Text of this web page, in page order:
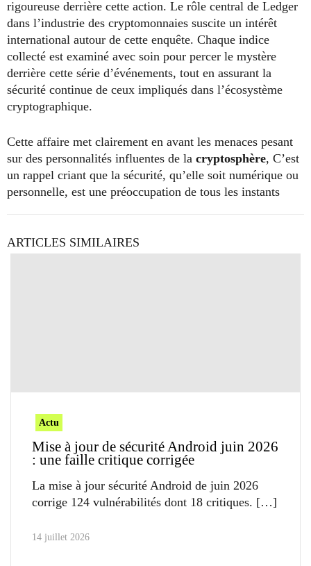
rigoureuse derrière cette action. Le rôle central de Ledger
dans l’industrie des cryptomonnaies suscite un intérêt
international autour de cette enquête. Chaque indice
collecté est examiné avec soin pour percer le mystère
derrière cette série d’événements, tout en assurant la
sécurité continue de ceux impliqués dans l’écosystème
cryptographique.
Cette affaire met clairement en avant les menaces pesant
sur des personnalités influentes de la cryptosphère, C’est
un rappel criant que la sécurité, qu’elle soit numérique ou
personnelle, est une préoccupation de tous les instants
ARTICLES SIMILAIRES
Actu
Mise à jour de sécurité Android juin 2026
: une faille critique corrigée
La mise à jour sécurité Android de juin 2026
corrige 124 vulnérabilités dont 18 critiques.
14 juillet 2026